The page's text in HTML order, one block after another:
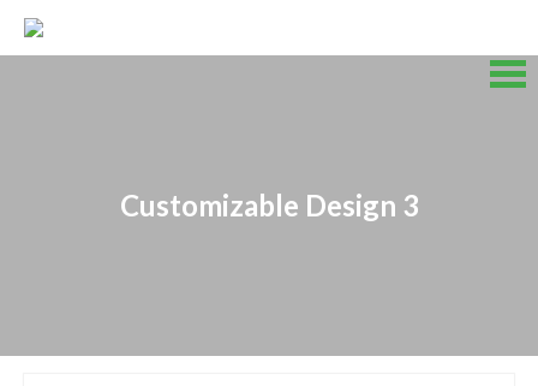
content
Customizable Design 3